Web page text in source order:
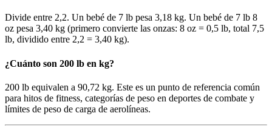
Divide entre 2,2. Un bebé de 7 lb pesa 3,18 kg. Un bebé de 7 lb 8
oz pesa 3,40 kg (primero convierte las onzas: 8 oz = 0,5 lb, total 7,5
lb, dividido entre 2,2 = 3,40 kg).
¿Cuánto son 200 lb en kg?
200 lb equivalen a 90,72 kg. Este es un punto de referencia común
para hitos de fitness, categorías de peso en deportes de combate y
límites de peso de carga de aerolíneas.